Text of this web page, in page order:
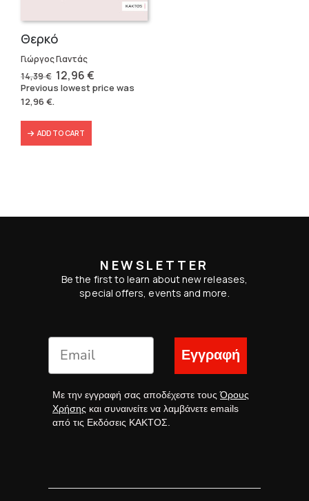
Θερκό
Γιώργος Γιαντάς
14,39€ Original
price
was:
12,96€Current
price
is:
Previous lowest price was
12,96 €.
ADD TO CART
NEWSLETTER
Be the first to learn about new releases,
special offers, events and more.
Εγγραφή
Με την εγγραφή σας αποδέχεστε τουςΌρους
Χρήσης και συναινείτε να λαμβάνετε emails
από τις Εκδόσεις ΚΑΚΤΟΣ.